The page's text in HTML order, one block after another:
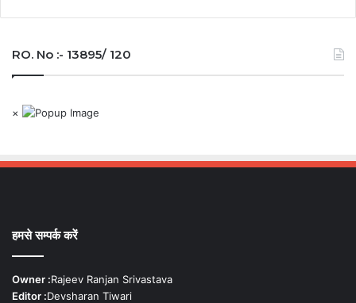
RO. No :- 13895/ 120
×
हमसे सम्पर्क करें
Owner :Rajeev Ranjan Srivastava
Editor :Devsharan Tiwari